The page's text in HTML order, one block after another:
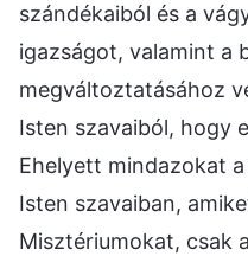
szándékaiból és a
igazságot, valamint a
megváltoztatásához
Isten szavaiból, hogy
Ehelyett mindazokat
Isten szavaiban,
Misztériumokat, csak